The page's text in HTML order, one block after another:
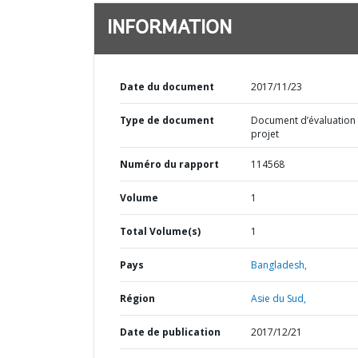
INFORMATION
Date du document 2017/11/23
Type de document
Document
projet
Numéro du rapport 114568
Volume 1
Total Volume(s) 1
Pays Bangladesh,
Région Asie du Sud,
Date de publication 2017/12/21